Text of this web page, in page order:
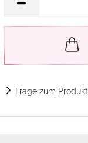
Frage zum Produkt